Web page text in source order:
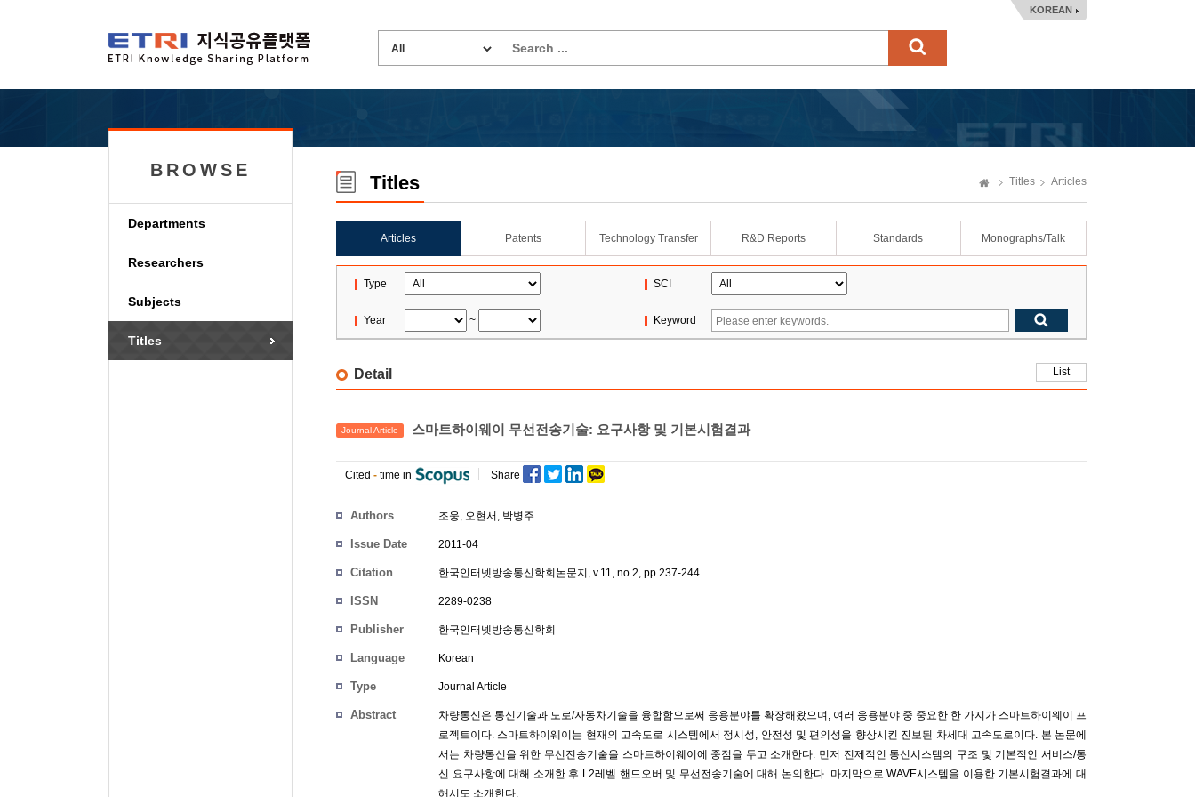
KOREAN
BROWSE
Departments
Researchers
Subjects
Titles
Titles Titles Articles
Articles Patents Technology Transfer R&D Reports Standards Monographs/Talk
Type SCI
Year ~ Keyword
Detail List
Journal Article 스마트하이웨이 무선전송기술: 요구사항 및 기본시험결과
Cited - time in Share
Authors 조웅, 오현서 , 박병주
Issue Date 2011-04
Citation 한국인터넷방송통신학회논문지, v.11, no.2, pp.237-244
ISSN 2289-0238
Publisher 한국인터넷방송통신학회
Language Korean
Type Journal Article
Abstract
차량통신은 통신기술과 도로/자동차기술을 융합함으로써 응용분야를 확장해왔으며, 여러 응용분야 중 중요한 한 가지가 스마트하이웨이 프
로젝트이다. 스마트하이웨이는 현재의 고속도로 시스템에서 정시성, 안전성 및 편의성을 향상시킨 진보된 차세대 고속도로이다. 본 논문에
서는 차량통신을 위한 무선전송기술을 스마트하이웨이에 중점을 두고 소개한다. 먼저 전제적인 통신시스템의 구조 및 기본적인 서비스/통
신 요구사항에 대해 소개한 후 L2레벨 핸드오버 및 무선전송기술에 대해 논의한다. 마지막으로 WAVE시스템을 이용한 기본시험결과에 대
해서도 소개한다.